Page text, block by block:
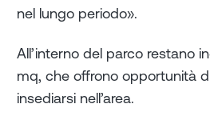
nel lungo periodo».
All’interno del parco restano
mq, che offrono opportunità
insediarsi nell’area.